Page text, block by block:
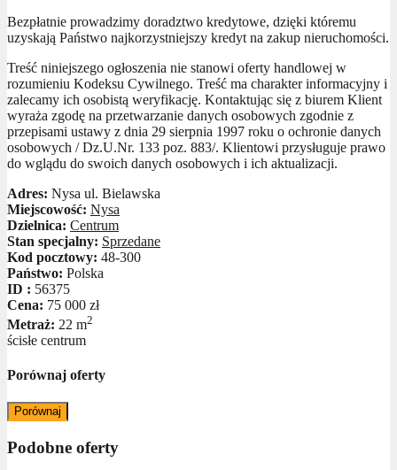
Bezpłatnie prowadzimy doradztwo kredytowe, dzięki któremu
uzyskają Państwo najkorzystniejszy kredyt na zakup nieruchomości.
Treść niniejszego ogłoszenia nie stanowi oferty handlowej w
rozumieniu Kodeksu Cywilnego. Treść ma charakter informacyjny i
zalecamy ich osobistą weryfikację. Kontaktując się z biurem Klient
wyraża zgodę na przetwarzanie danych osobowych zgodnie z
przepisami ustawy z dnia 29 sierpnia 1997 roku o ochronie danych
osobowych / Dz.U.Nr. 133 poz. 883/. Klientowi przysługuje prawo
do wglądu do swoich danych osobowych i ich aktualizacji.
Adres: Nysa ul. Bielawska
Miejscowość: Nysa
Dzielnica: Centrum
Stan specjalny: Sprzedane
Kod pocztowy: 48-300
Państwo: Polska
ID : 56375
Cena: 75 000 zł
Metraż: 22 m2
ścisłe centrum
Porównaj oferty
Porównaj
Podobne oferty